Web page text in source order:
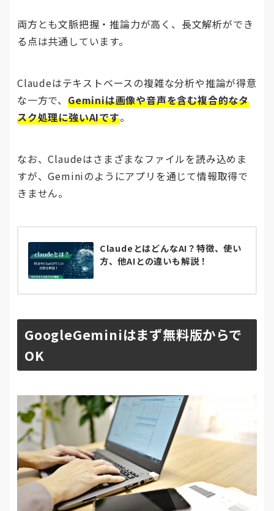
両方とも文脈把握・推論力が高く、長文解析ができ
る点は共通しています。
Claudeはテキストベースの複雑な分析や推論が得意
な一方で、 Geminiは画像や音声を含む複合的なタ
スク処理に強いAIです。
なお、Claudeはさまざまなファイルを読み込めま
すが、Geminiのようにアプリを通じて情報取得で
きません。
ClaudeとはどんなAI？特徴、使い
方、他AIとの違いも解説！
GoogleGeminiはまず無料版からで
OK